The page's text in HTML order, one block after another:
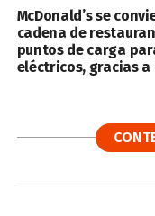
McDonald’s se
cadena de
puntos de carga
eléctricos, gracias a